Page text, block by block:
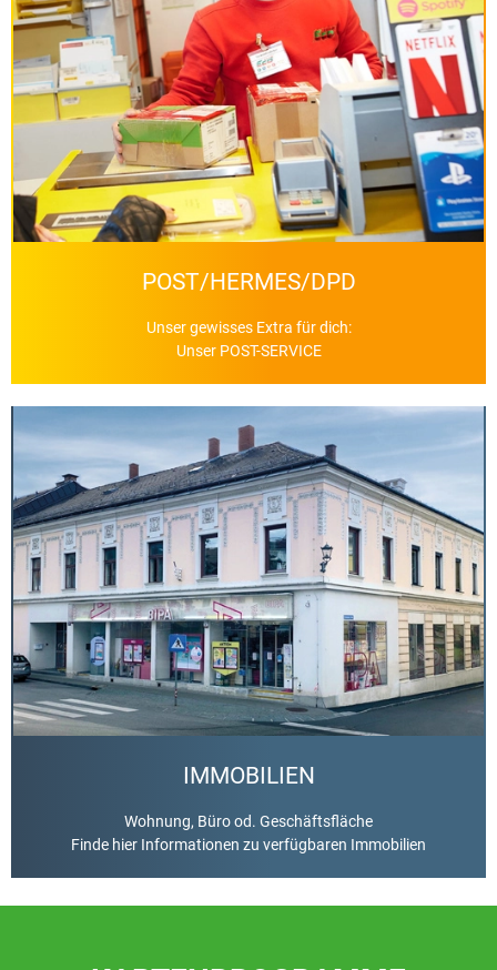
POST/HERMES/DPD
Unser gewisses Extra für dich:
Unser POST-SERVICE
Mehr Informationen
Klicken Sie hier
IMMOBILIEN
Wohnung, Büro od. Geschäftsfläche
Finde hier Informationen zu verfügbaren Immobilien
Mehr Informationen
Klicken Sie hier